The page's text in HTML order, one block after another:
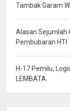
Tambak Garam
Alasan Sejumlah
Pembubaran HTI
H-17 Pemilu,
LEMBATA